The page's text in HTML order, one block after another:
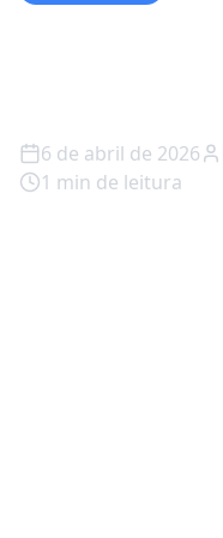
6 de abril de 2026
1 min de leitura